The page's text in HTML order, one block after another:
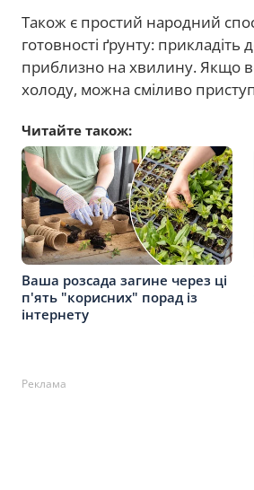
Також є простий народний
готовності ґрунту: прикладіть
приблизно на хвилину. Якщо
холоду, можна сміливо
Читайте також:
Ваша розсада загине через ці
п'ять "корисних" порад із
інтернету
Реклама